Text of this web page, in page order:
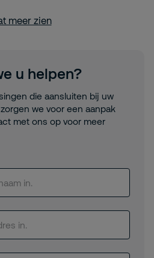
meer zien
u helpen?
die aansluiten bij uw
we voor een aanpak
met ons op voor meer